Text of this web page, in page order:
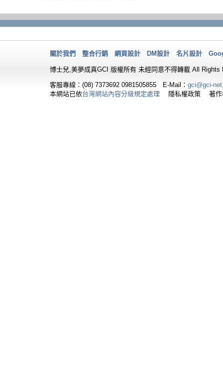
關於我們 整合行銷 網頁設計 DM設計 名片設計
博士兒,美夢成真GCI 版權所有 未經同意不得轉載 All Rights
客服專線：(08) 7373692 0981505855 E-Mail： gci@gci-
本網站已依台灣網站內容分級規定處理 隱私權政策 著作